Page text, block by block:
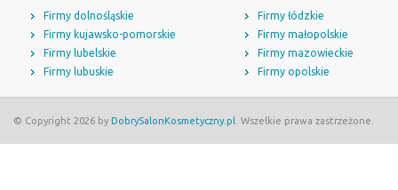
Firmy dolnośląskie
Firmy kujawsko-pomorskie
Firmy lubelskie
Firmy lubuskie
Firmy łódzkie
Firmy małopolskie
Firmy mazowieckie
Firmy opolskie
© Copyright 2026 by DobrySalonKosmetyczny.pl . Wszelkie prawa zastrzeżone.